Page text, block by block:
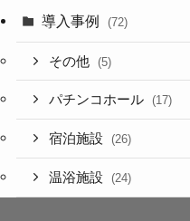
導入事例 (72)
その他 (5)
パチンコホール (17)
宿泊施設 (26)
温浴施設 (24)